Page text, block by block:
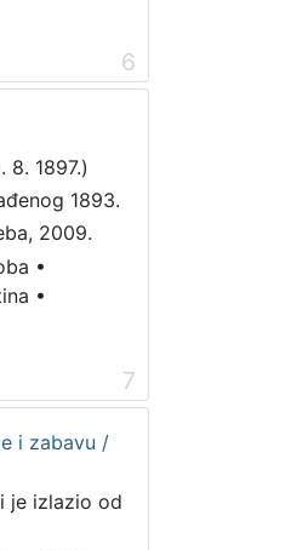
6
8. 1897.)
1893.
2009.
•
•
7
i zabavu /
je izlazio od